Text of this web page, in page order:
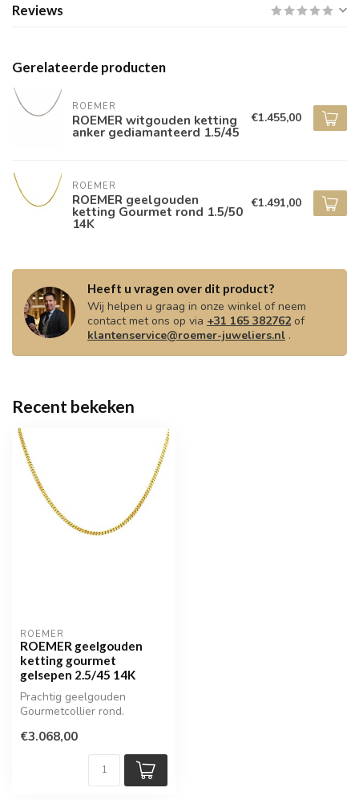
Reviews
Gerelateerde producten
ROEMER
ROEMER witgouden ketting
anker gediamanteerd 1.5/45
€1.455,00
ROEMER
ROEMER geelgouden
ketting Gourmet rond 1.5/50
14K
€1.491,00
Heeft u vragen over dit product?
Wij helpen u graag in onze winkel of neem
contact met ons op via +31 165 382762of
klantenservice@roemer-juweliers.nl .
Recent bekeken
ROEMER
ROEMER geelgouden
ketting gourmet
gelsepen 2.5/45 14K
Prachtig geelgouden
Gourmetcollier rond.
€3.068,00